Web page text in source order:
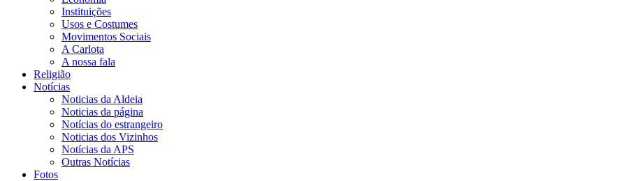
Instituições
Usos e Costumes
Movimentos Sociais
A Carlota
A nossa fala
Religião
Notícias
Noticias da Aldeia
Noticias da página
Notícias do estrangeiro
Noticias dos Vizinhos
Notícias da APS
Outras Notícias
Fotos